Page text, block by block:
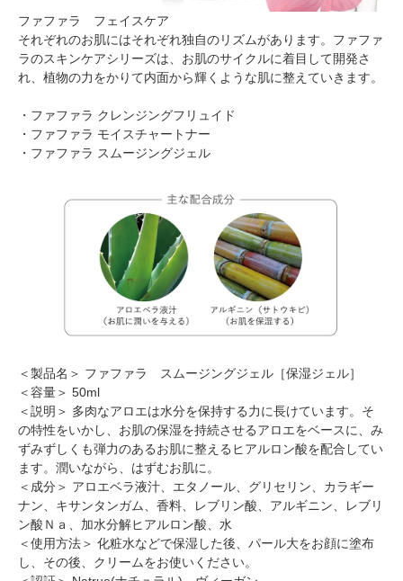
ファファラ フェイスケア
それぞれのお肌にはそれぞれ独自のリズムがあります。ファファ
ラのスキンケアシリーズは、お肌のサイクルに着目して開発さ
れ、植物の力をかりて内面から輝くような肌に整えていきます。
・ ファファラ クレンジングフリュイド
・ ファファラ モイスチャートナー
・ ファファラ スムージングジェル
＜製品名＞ ファファラ スムージングジェル［保湿ジェル］
＜容量＞ 50ml
＜説明＞ 多肉なアロエは水分を保持する力に長けています。そ
の特性をいかし、お肌の保湿を持続させるアロエをベースに、み
ずみずしくも弾力のあるお肌に整えるヒアルロン酸を配合してい
ます。潤いながら、はずむお肌に。
＜成分＞ アロエベラ液汁、エタノール、グリセリン、カラギー
ナン、キサンタンガム、香料、レブリン酸、アルギニン、レブリ
ン酸Ｎａ、加水分解ヒアルロン酸、水
＜使用方法＞ 化粧水などで保湿した後、パール大をお顔に塗布
し、その後、クリームをお使いください。